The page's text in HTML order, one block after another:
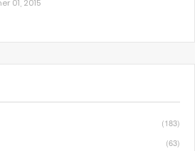
01, 2015
(183)
(63)